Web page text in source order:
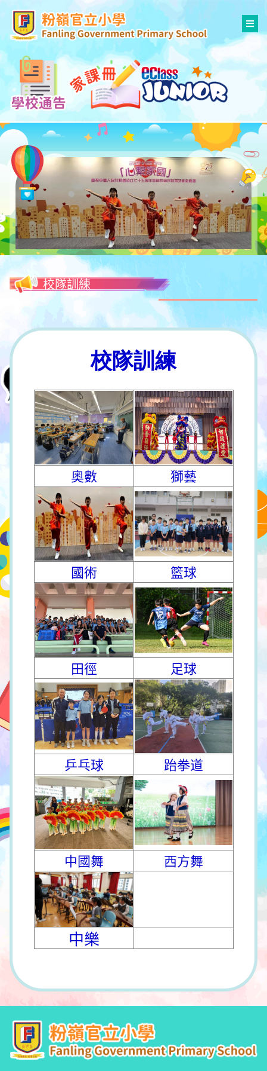
校隊訓練
校隊訓練
奧數 獅藝
國術 籃球
田徑 足球
乒乓球 跆拳道
中國舞 西方舞
中樂